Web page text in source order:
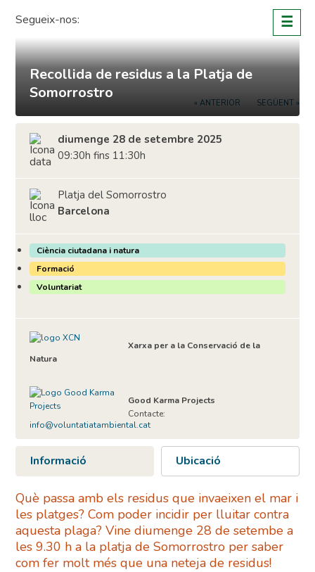
content
Segueix-nos: ☰
« ANTERIOR SEGÜENT »
Recollida de residus a la Platja de
Somorrostro
diumenge 28 de setembre 2025
09:30h fins 11:30h
Platja del Somorrostro
Barcelona
Ciència ciutadana i natura
Formació
Voluntariat
Xarxa per a la Conservació de la
Natura
Good Karma Projects
Contacte:
info@voluntatiatambiental.cat
Informació Ubicació
Què passa amb els residus que invaeixen el mar i
les platges? Com poder incidir per lluitar contra
aquesta plaga? Vine diumenge 28 de setembe a
les 9.30 h a la platja de Somorrostro per saber
com fer molt més que una neteja de residus!